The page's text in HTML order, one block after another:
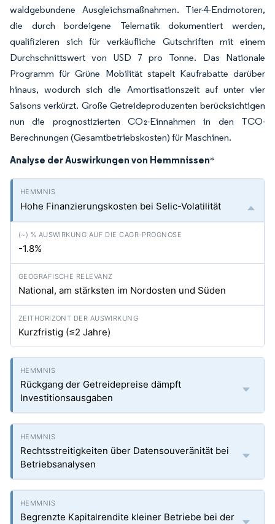
waldgebundene Ausgleichsmaßnahmen. Tier-4-Endmotoren,
die durch bordeigene Telematik dokumentiert werden,
qualifizieren sich für verkäufliche Gutschriften mit einem
Durchschnittswert von USD 7 pro Tonne. Das Nationale
Programm für Grüne Mobilität stapelt Kaufrabatte darüber
hinaus, wodurch sich die Amortisationszeit auf unter vier
Saisons verkürzt. Große Getreideproduzenten berücksichtigen
nun die prognostizierten CO₂-Einnahmen in den TCO-
Berechnungen (Gesamtbetriebskosten) für Maschinen.
Analyse der Auswirkungen von Hemmnissen*
Hohe Finanzierungskosten bei Selic-Volatilität
-1.8%
National, am stärksten im Nordosten und Süden
Kurzfristig (≤2 Jahre)
Rückgang der Getreidepreise dämpft
Investitionsausgaben
Rechtsstreitigkeiten über Datensouveränität bei
Betriebsanalysen
Begrenzte Kapitalrendite kleiner Betriebe bei der